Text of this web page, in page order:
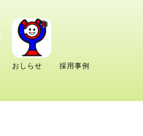
おしらせ 採用事例